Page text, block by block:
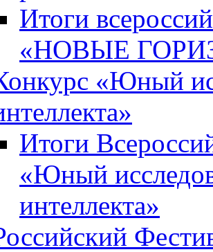
Итоги
«НОВЫЕ
«Юный
Итоги
«Юный
интеллекта»